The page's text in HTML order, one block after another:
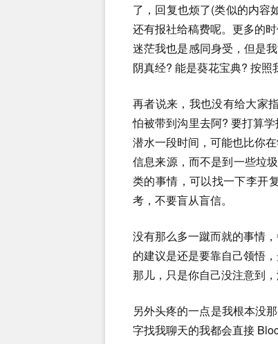
了，回复也烦了(类似的内容
还有报社给稿费呢。更多的
迷茫我也是感同身受，但是
阴真经? 能是葵花宝典? 按照
再者说来，我也没有给大家
怕被带到沟里去阿? 要打算
潜水一段时间，可能也比你
信息来源，而不是到一些垃
类的事情，可以找一下李开
考，不要盲从盲信。
没有那么多一蹴而就的事情
的建议是还是要靠自己领悟
那儿，只是你自己没注意到
另外头疼的一点是我根本没
字找我聊天的我都会直接